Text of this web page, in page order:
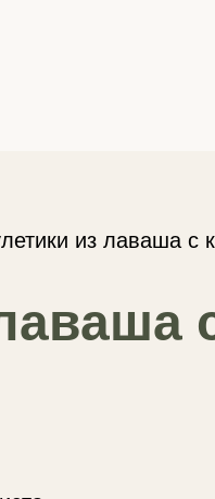
из лаваша с